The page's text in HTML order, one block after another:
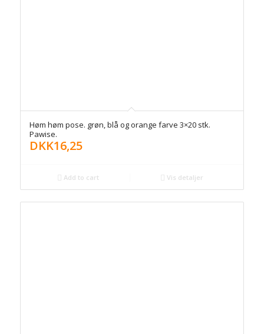
Høm høm pose. grøn, blå og orange farve 3×20 stk.
Pawise.
DKK16,25
Add to cart Vis detaljer